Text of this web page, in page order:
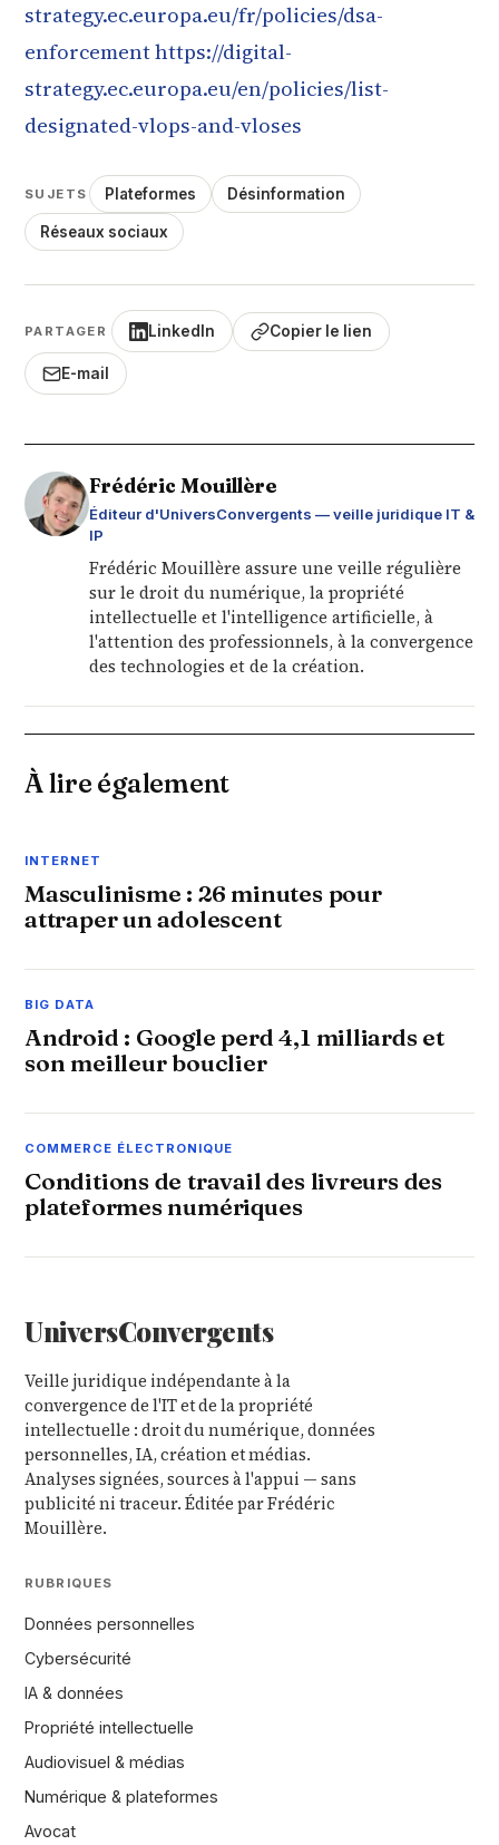
strategy.ec.europa.eu/fr/policies/dsa-
enforcementhttps://digital-
strategy.ec.europa.eu/en/policies/list-
designated-vlops-and-vloses
SUJETS Plateformes Désinformation
Réseaux sociaux
PARTAGER LinkedIn Copier le lien
E-mail
Frédéric Mouillère
Éditeur d'UniversConvergents — veille juridique IT &
IP
Frédéric Mouillère assure une veille régulière
sur le droit du numérique, la propriété
intellectuelle et l'intelligence artificielle, à
l'attention des professionnels, à la convergence
des technologies et de la création.
À lire également
INTERNET
Masculinisme : 26 minutes pour
attraper un adolescent
BIG DATA
Android : Google perd 4,1 milliards et
son meilleur bouclier
COMMERCE ÉLECTRONIQUE
Conditions de travail des livreurs des
plateformes numériques
UniversConvergents
Veille juridique indépendante à la
convergence de l'IT et de la propriété
intellectuelle : droit du numérique, données
personnelles, IA, création et médias.
Analyses signées, sources à l'appui — sans
publicité ni traceur. Éditée par Frédéric
Mouillère.
RUBRIQUES
Données personnelles
Cybersécurité
IA & données
Propriété intellectuelle
Audiovisuel & médias
Numérique & plateformes
Avocat